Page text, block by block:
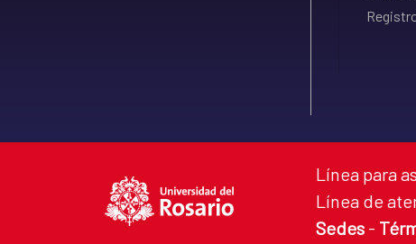
Línea para
Línea de
Sedes -